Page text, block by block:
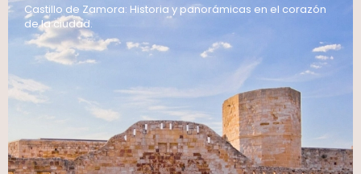
Castillo de Zamora: Historia y panorámicas en el corazón
de la ciudad.